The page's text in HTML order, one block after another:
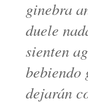
ginebra
duele
sienten
dejarán